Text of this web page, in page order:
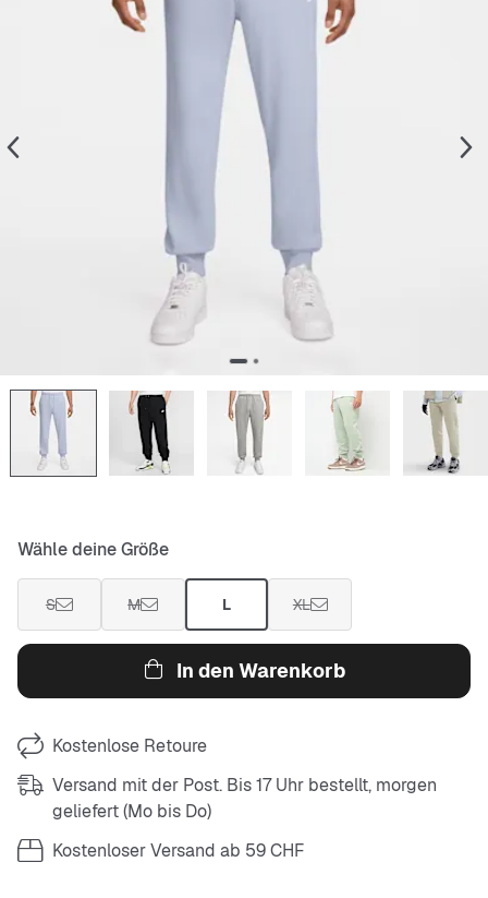
Wähle deine Größe
S M L XL
In den Warenkorb
Kostenlose Retoure
Versand mit der Post. Bis 17 Uhr bestellt, morgen
geliefert (Mo bis Do)
Kostenloser Versand ab 59 CHF